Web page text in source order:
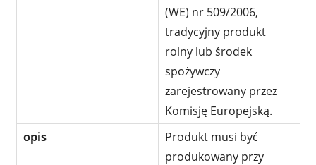
(WE) nr 509/2006,
tradycyjny produkt
rolny lub środek
spożywczy
zarejestrowany przez
Komisję Europejską.
opis
Produkt musi być
produkowany przy